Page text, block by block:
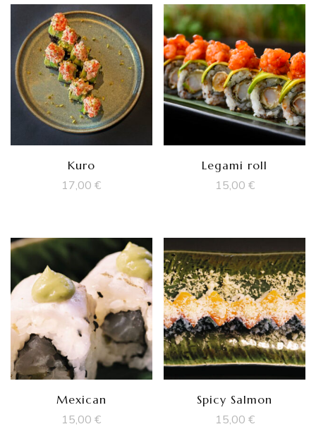
Kuro
17,00€
Legami roll
15,00 €
Mexican
15,00€
Spicy Salmon
15,00 €